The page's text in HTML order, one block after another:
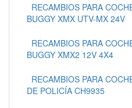
RECAMBIOS PARA
BUGGY XMX UTV-MX 24V
RECAMBIOS PARA
BUGGY XMX2 12V 4X4
RECAMBIOS PARA
DE POLICÍA CH9935